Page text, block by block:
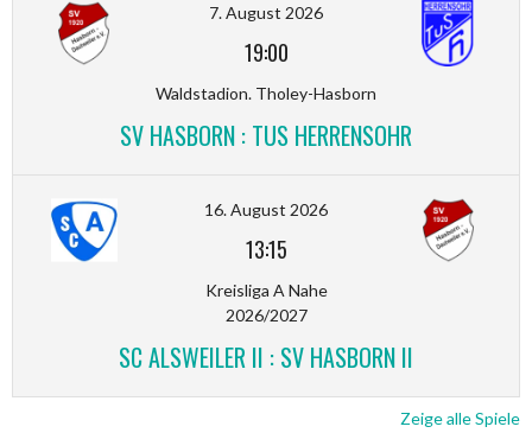
7. August 2026
19:00
Waldstadion. Tholey-Hasborn
SV HASBORN : TUS HERRENSOHR
16. August 2026
13:15
Kreisliga A Nahe
2026/2027
SC ALSWEILER II : SV HASBORN II
Zeige alle Spiele